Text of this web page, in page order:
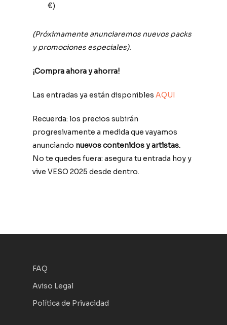
€)
(Próximamente anunciaremos nuevos packs
y promociones especiales).
¡Compra ahora y ahorra!
Las entradas ya están disponibles AQUI
Recuerda: los precios subirán
progresivamente a medida que vayamos
anunciando nuevos contenidos y artistas.
No te quedes fuera: asegura tu entrada hoy y
vive VESO 2025 desde dentro.
FAQ
Aviso Legal
Política de Privacidad